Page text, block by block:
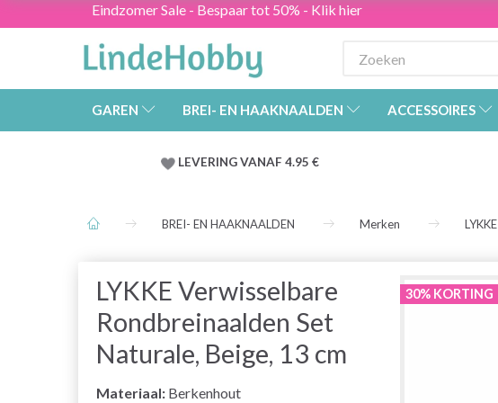
Eindzomer Sale - Bespaar tot 50% - Klik hier
GAREN BREI- EN HAAKNAALDEN ACCESSOIRES
LEVERING VANAF 4.95 €
BREI- EN HAAKNAALDEN Merken LYKKE
LYKKE Verwisselbare
Rondbreinaalden Set
Naturale, Beige, 13 cm
Materiaal: Berkenhout
30% KORTING